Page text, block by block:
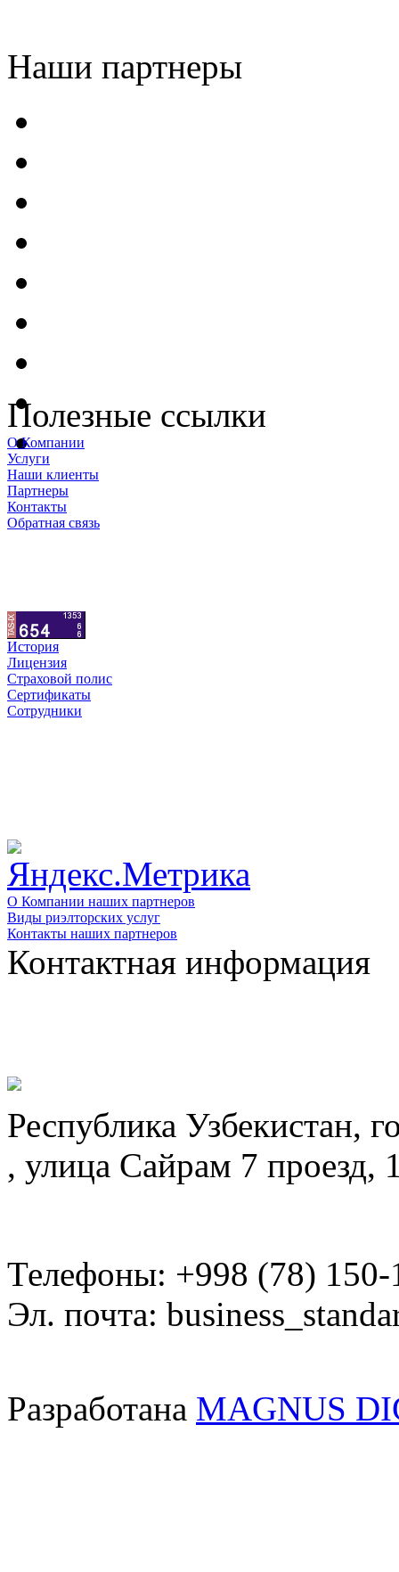
Наши партнеры
Полезные ссылки
О Компании
Услуги
Наши клиенты
Партнеры
Контакты
Обратная связь
История
Лицензия
Страховой полис
Сертификаты
Сотрудники
О Компании наших партнеров
Виды риэлторских услуг
Контакты наших партнеров
Контактная информация
Республика Узбекистан,
, улица Сайрам 7 проезд,
Телефоны: +998 (78) 150-
Эл. почта:
Разработана MAGNUS